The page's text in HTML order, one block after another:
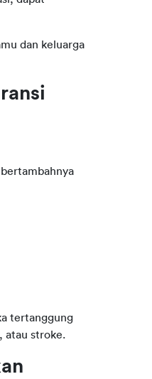
dan keluarga
tertanggung
atau stroke.